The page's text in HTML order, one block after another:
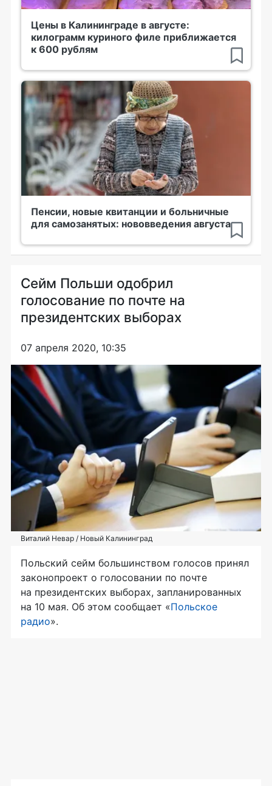
Цены в Калининграде в августе:
килограмм куриного филе приближается
к 600 рублям
Пенсии, новые квитанции и больничные
для самозанятых: нововведения августа
Сейм Польши одобрил
голосование по почте на
президентских выборах
07 апреля 2020, 10:35
Виталий Невар / Новый Калининград
Польский сейм большинством голосов принял
законопроект о голосовании по почте
на президентских выборах, запланированных
на 10 мая. Об этом сообщает «Польское
радио».